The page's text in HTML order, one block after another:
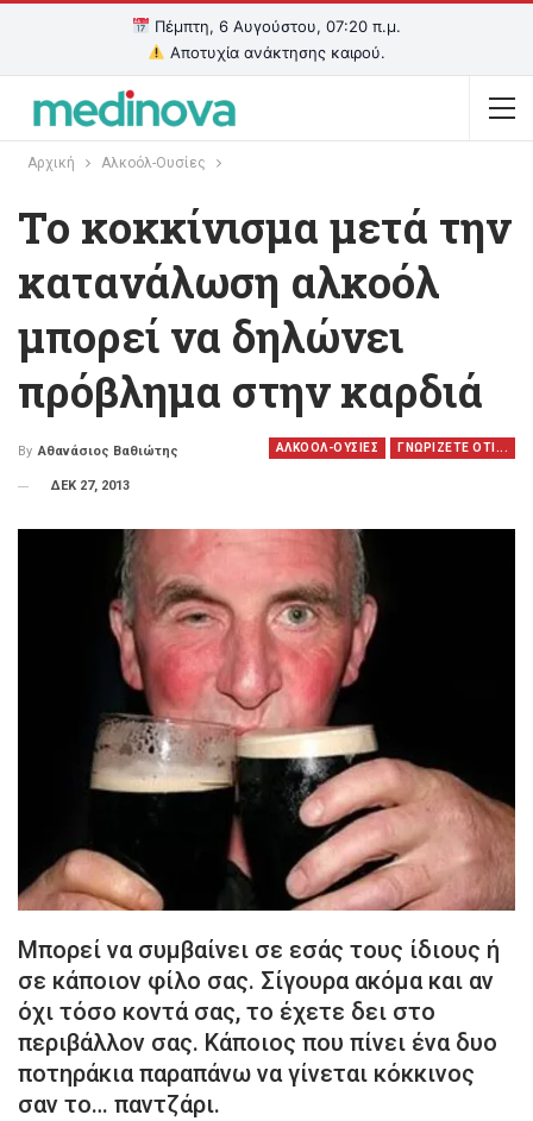
Πέμπτη, 6 Αυγούστου, 07:21 π.μ.
Αποτυχία ανάκτησης καιρού.
Αρχική Αλκοόλ-Oυσίες
To κοκκίνισμα μετά την
κατανάλωση αλκοόλ
μπορεί να δηλώνει
πρόβλημα στην καρδιά
ΑΛΚΟΟΛ-OΥΣΙΕΣ ΓΝΩΡΙΖΕΤΕ ΟΤΙ...
By Αθανάσιος Βαθιώτης
ΔΕΚ 27, 2013
Μπορεί να συμβαίνει σε εσάς τους ίδιους ή
σε κάποιον φίλο σας. Σίγουρα ακόμα και αν
όχι τόσο κοντά σας, το έχετε δει στο
περιβάλλον σας. Κάποιος που πίνει ένα δυο
ποτηράκια παραπάνω να γίνεται κόκκινος
σαν το… παντζάρι.